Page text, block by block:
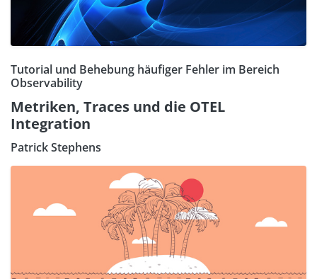
Tutorial und Behebung häufiger Fehler im Bereich
Observability
Metriken, Traces und die OTEL
Integration
Patrick Stephens